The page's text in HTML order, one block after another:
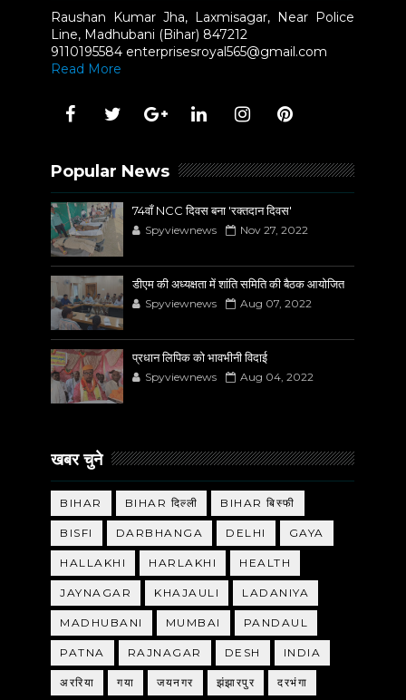
Raushan Kumar Jha, Laxmisagar, Near Police
Line, Madhubani (Bihar) 847212
9110195584 enterprisesroyal565@gmail.com
Read More
Popular News
74वाँ NCC दिवस बना 'रक्तदान दिवस'
Spyviewnews Nov 27, 2022
डीएम की अध्यक्षता में शांति समिति की बैठक आयोजित
Spyviewnews Aug 07, 2022
प्रधान लिपिक को भावभीनी विदाई
Spyviewnews Aug 04, 2022
खबर चुने
BIHAR BIHAR दिल्ली BIHAR बिस्फी
BISFI DARBHANGA DELHI GAYA
HALLAKHI HARLAKHI HEALTH
JAYNAGAR KHAJAULI LADANIYA
MADHUBANI MUMBAI PANDAUL
PATNA RAJNAGAR DESH INDIA
अररिया गया जयनगर झंझारपुर दरभंगा